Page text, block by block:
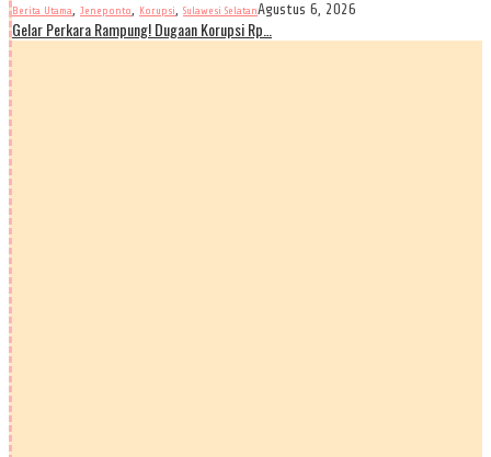
Berita Utama, Jeneponto, Korupsi, Sulawesi SelatanAgustus 6, 2026
Gelar Perkara Rampung! Dugaan Korupsi Rp…